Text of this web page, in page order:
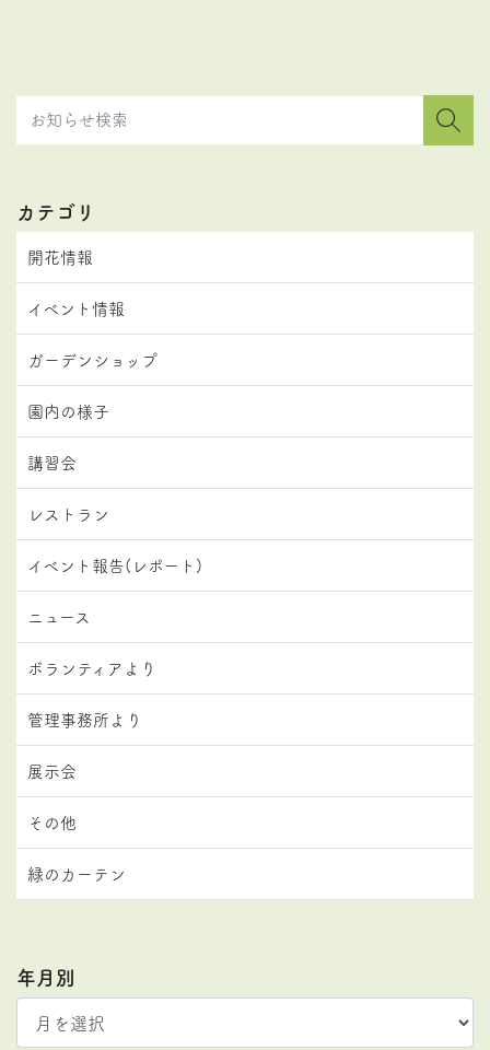
カテゴリ
開花情報
イベント情報
ガーデンショップ
園内の様子
講習会
レストラン
イベント報告(レポート)
ニュース
ボランティアより
管理事務所より
展示会
その他
緑のカーテン
年月別